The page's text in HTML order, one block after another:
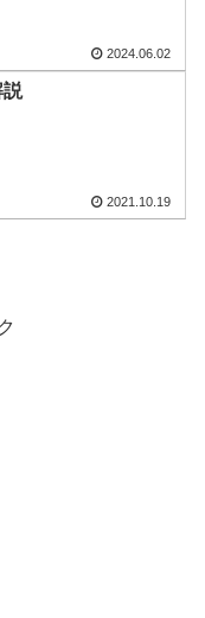
2024.06.02
2021.10.19